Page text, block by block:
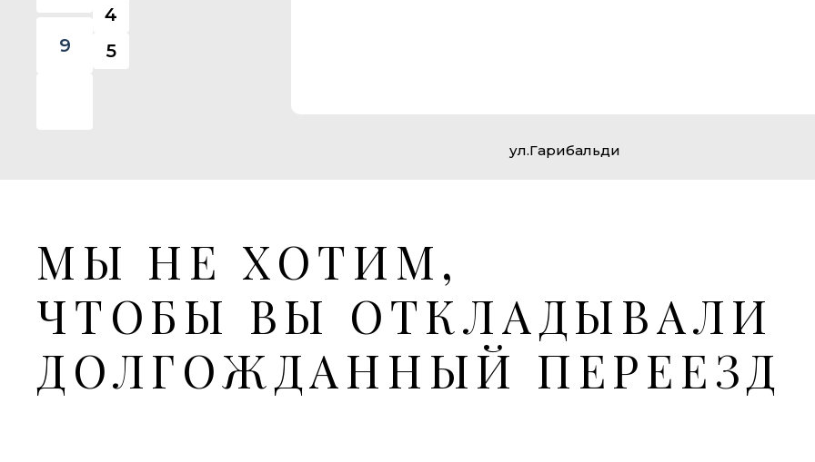
5
этаж
9
4
5
ул.Гарибальди
МЫ НЕ ХОТИМ,
ЧТОБЫ ВЫ ОТКЛАДЫВАЛИ
ДОЛГОЖДАННЫЙ ПЕРЕЕЗД